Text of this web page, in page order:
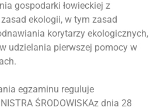
gospodarki łowieckiej z
ekologii, w tym zasad
korytarzy ekologicznych,
udzielania pierwszej pomocy w
egzaminu reguluje
ŚRODOWISKAz dnia 28